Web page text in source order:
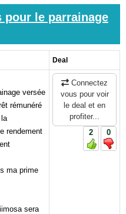
pour le parrainage
Deal
versée
rémunéré
rendement
ma prime
sera
Connectez
vous pour voir
le deal et en
profiter...
2
0